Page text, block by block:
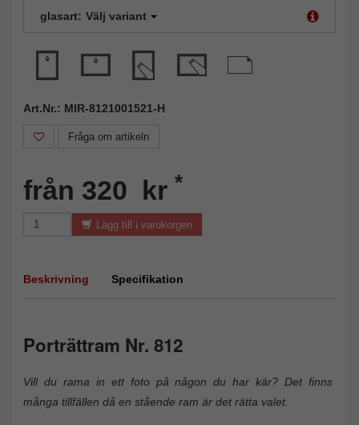
glasart: Välj variant
Art.Nr.: MIR-8121001521-H
Fråga om artikeln
från 320 kr *
Lägg till i varukorgen
Beskrivning Specifikation
Porträttram Nr. 812
Vill du rama in ett foto på någon du har kär? Det finns
många tillfällen då en stående ram är det rätta valet.